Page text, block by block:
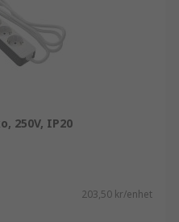
250V, IP20
203,50 kr/enhet